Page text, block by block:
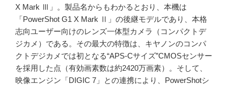
X Mark Ⅲ」。製品名からもわかるとおり、本機は
「PowerShot G1 X Mark Ⅱ」の後継モデルであり、本格
志向ユーザー向けのレンズ一体型カメラ（コンパクトデ
ジカメ）である。その最大の特徴は、キヤノンのコンパ
クトデジカメでは初となる“APS-Cサイズ”CMOSセンサー
を採用した点（有効画素数は約2420万画素）。そして、
映像エンジン「DIGIC 7」との連携により、PowerShotシ